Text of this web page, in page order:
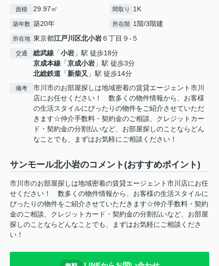
面積 29.97㎡ 間取り 1K
築年数 築20年 所在階 1階/3階建
所在地 東京都江戸川区北小岩６丁目９-５
交通 総武線 「小岩 」駅 徒歩18分
京成本線 「京成小岩 」駅 徒歩3分
北総鉄道 「新柴又 」駅 徒歩14分
備考
市川市のお部屋探しは地域密着の賃貸エージェント市川
店にお任せください！ 数多くの物件情報から、お客様
の生活スタイルにぴったりの物件をご紹介させていただ
きます☆仲介手数料・契約金のご相談、クレジットカー
ド・契約金の分割払いなど、お部屋探しのことならどん
なことでも、まずはお気軽にご相談ください！
サンモール北小岩のコメント(おすすめポイント)
市川市のお部屋探しは地域密着の賃貸エージェント市川店にお任
せください！ 数多くの物件情報から、お客様の生活スタイルに
ぴったりの物件をご紹介させていただきます☆仲介手数料・契約
金のご相談、クレジットカード・契約金の分割払いなど、お部屋
探しのことならどんなことでも、まずはお気軽にご相談くださ
い！